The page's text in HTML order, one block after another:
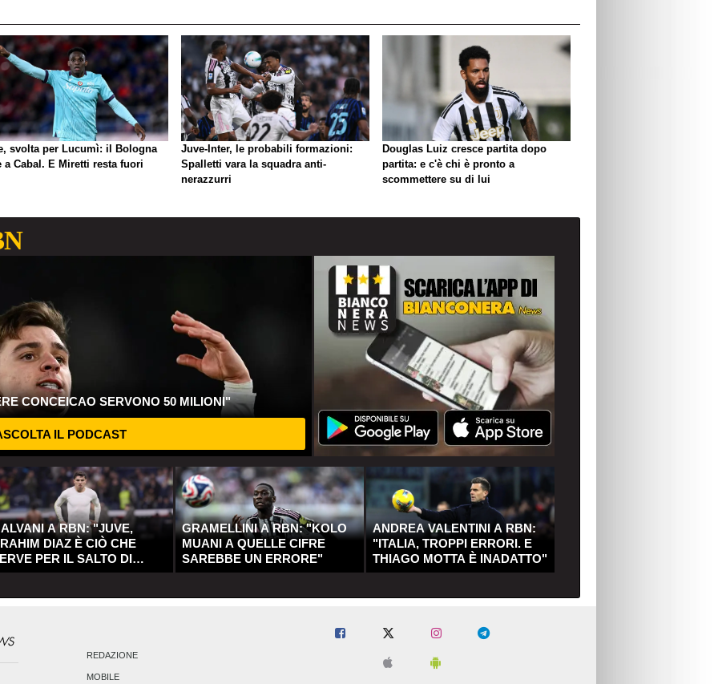
svolta per Lucumì: il Bologna
a Cabal. E Miretti resta fuori
Juve-Inter, le probabili formazioni:
Spalletti vara la squadra anti-
nerazzurri
Douglas Luiz cresce partita dopo
partita: e c'è chi è pronto a
scommettere su di lui
CONCEICAO SERVONO 50 MILIONI"
IL PODCAST
A RBN: "JUVE,
DIAZ È CIÒ CHE
PER IL SALTO DI
GRAMELLINI A RBN: "KOLO
MUANI A QUELLE CIFRE
SAREBBE UN ERRORE"
ANDREA VALENTINI A RBN:
"ITALIA, TROPPI ERRORI. E
THIAGO MOTTA È INADATTO"
REDAZIONE
MOBILE